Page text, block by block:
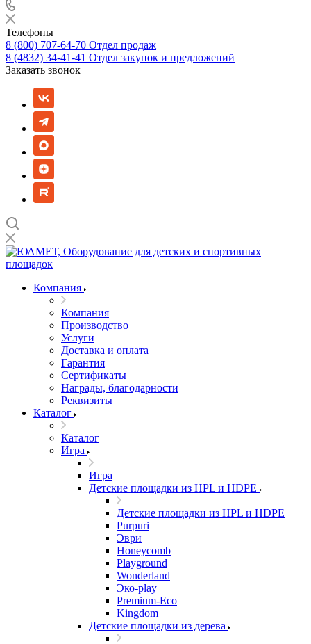
Телефоны
8 (800) 707-64-70 Отдел продаж
8 (4832) 34-41-41 Отдел закупок и предложений
Заказать звонок
Компания
Компания
Производство
Услуги
Доставка и оплата
Гарантия
Сертификаты
Награды, благодарности
Реквизиты
Каталог
Каталог
Игра
Игра
Детские площадки из HPL и HDPE
Детские площадки из HPL и HDPE
Purpuri
Эври
Honeycomb
Playground
Wonderland
Эко-play
Premium-Eco
Kingdom
Детские площадки из дерева